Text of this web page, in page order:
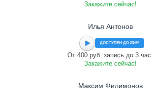
Закажите сейчас!
Илья Антонов
ДОСТУПЕН ДО 23:59
От 400 руб. запись до 3 час.
Закажите сейчас!
Максим Филимонов